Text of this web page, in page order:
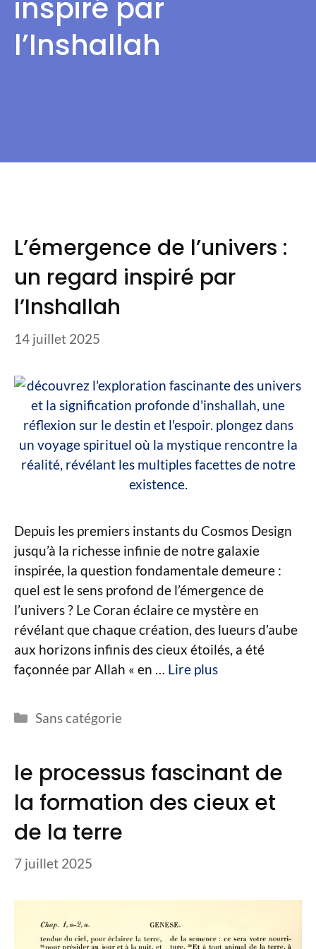
inspiré par
l’Inshallah
L’émergence de l’univers :
un regard inspiré par
l’Inshallah
14 juillet 2025
Depuis les premiers instants du Cosmos Design
jusqu’à la richesse infinie de notre galaxie
inspirée, la question fondamentale demeure :
quel est le sens profond de l’émergence de
l’univers ? Le Coran éclaire ce mystère en
révélant que chaque création, des lueurs d’aube
aux horizons infinis des cieux étoilés, a été
façonnée par Allah « en … Lire plus
Catégories
Sans catégorie
le processus fascinant de
la formation des cieux et
de la terre
7 juillet 2025